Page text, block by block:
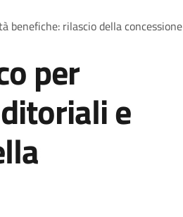
benefiche: rilascio della concessione
per
e